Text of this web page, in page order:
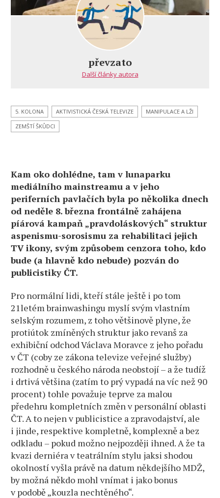
převzato
Další články autora
5. KOLONA AKTIVISTICKÁ ČESKÁ TELEVIZE
MANIPULACE A LŽI
ZEMŠTÍ ŠKŮDCI
Kam oko dohlédne, tam v lunaparku
mediálního mainstreamu a v jeho
periferních pavlačích byla po několika dnech
od neděle 8. března frontálně zahájena
píárová kampaň „pravdoláskových“ struktur
aspenismu-sorosismu za rehabilitaci jejich
TV ikony, svým způsobem cenzora toho, kdo
bude (a hlavně kdo nebude) pozván do
publicistiky ČT.
Pro normální lidi, kteří stále ještě i po tom
21letém brainwashingu myslí svým vlastním
selským rozumem, z toho většinově plyne, že
protiútok zmíněných struktur jako revanš za
exhibiční odchod Václava Moravce z jeho pořadu
v ČT (coby ze zákona televize veřejné služby)
rozhodně u českého národa neobstojí – a že tudíž
i drtivá většina (zatím to prý vypadá na víc než 90
procent) tohle považuje teprve za malou
předehru kompletních změn v personální oblasti
ČT. A to nejen v publicistice a zpravodajství, ale
i jinde, respektive kompletně, komplexně a bez
odkladu – pokud možno nejpozději ihned. A že ta
kvazi derniéra v teatrálním stylu jaksi shodou
okolností vyšla právě na datum někdejšího MDŽ,
by možná někdo mohl vnímat i jako bonus
v podobě „kouzla nechtěného“.